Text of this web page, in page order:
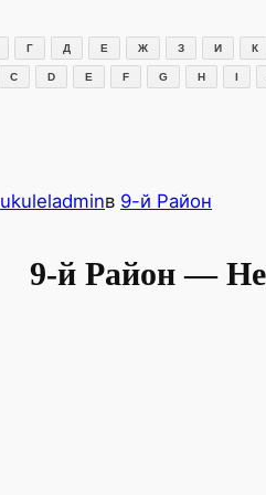
Г Д Е Ж З И К
C D E F G H I
ukuleladminв 9-й Район
9-й Район —